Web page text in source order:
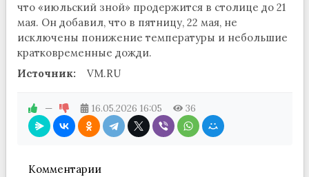
что «июльский зной» продержится в столице до 21
мая. Он добавил, что в пятницу, 22 мая, не
исключены понижение температуры и небольшие
кратковременные дожди.
Источник:
VM.RU
— 16.05.2026 16:05 36
Комментарии